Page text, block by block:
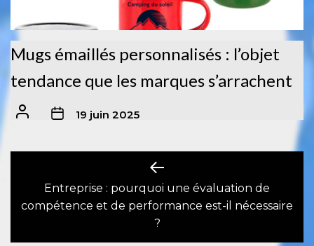
Mugs émaillés personnalisés : l’objet
tendance que les marques s’arrachent
19 juin 2025
l’article
Previous
post:
Entreprise : pourquoi une évaluation de
compétence et de performance est-il nécessaire
?